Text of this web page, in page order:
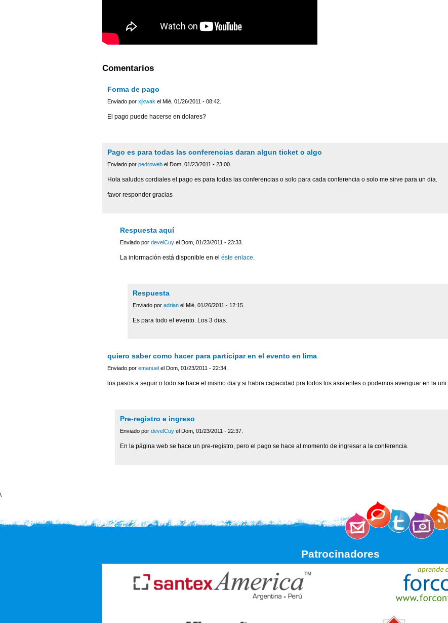
Comentarios
Forma de pago
Enviado por xjkwak el Mié, 01/26/2011 - 08:42.
El pago puede hacerse en dolares?
Pago es para todas las conferencias daran algun ticket o algo
Enviado por pedroweb el Dom, 01/23/2011 - 23:00.
Hola saludos cordiales el pago es para todas las conferencias o solo para cada conferencia o solo me sirve para un dia.
favor responder gracias
Respuesta aquí
Enviado por develCuy el Dom, 01/23/2011 - 23:33.
La información está disponible en el éste enlace
Respuesta
Enviado por adrian el Mié, 01/26/2011 - 12:15.
Es para todo el evento. Los 3 dias.
quiero saber como hacer para participar en el evento en lima
Enviado por emanuel el Dom, 01/23/2011 - 22:34.
los pasos a seguir o todo se hace el mismo dia y si habra capacidad pra todos los asistentes o podemos averiguar en la uni.
Pre-registro e ingreso
Enviado por develCuy el Dom, 01/23/2011 - 22:37.
En la página web se hace un pre-registro, pero el pago se hace al momento de ingresar a la conferencia.
\
Patrocinadores